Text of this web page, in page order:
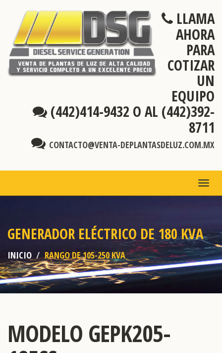
LLAMA
AHORA
PARA
COTIZAR
UN
EQUIPO
(442)414-9432 O AL (442)392-
8711
CONTACTO@VENTA-DEPLANTASDELUZ.COM.MX
GENERADOR ELÉCTRICO DE 180 KVA
INICIO RANGO DE 105-250 KVA
MODELO GEPK205-